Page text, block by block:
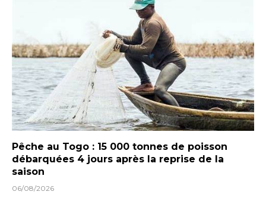
Pêche au Togo : 15 000 tonnes de poisson
débarquées 4 jours après la reprise de la
saison
06/08/2026